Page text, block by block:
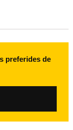
preferides de